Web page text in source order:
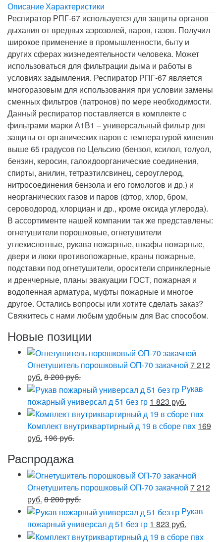
ОписаниеХарактеристики
Респиратор РПГ-67 используется для защиты органов
дыхания от вредных аэрозолей, паров, газов. Получил
широкое применение в промышленности, быту и
других сферах жизнедеятельности человека. Может
использоваться для фильтрации дыма и работы в
условиях задымления. Респиратор РПГ-67 является
многоразовым для использования при условии замены
сменных фильтров (патронов) по мере необходимости.
Данный респиратор поставляется в комплекте с
фильтрами марки А1В1 – универсальный фильтр для
защиты от органических паров с температурой кипения
выше 65 градусов по Цельсию (бензол, ксилол, толуол,
бензин, керосин, галоидоорганические соединения,
спирты, анилин, тетраэтилсвинец, сероуглерод,
нитросоединения бензола и его гомологов и др.) и
неорганических газов и паров (фтор, хлор, бром,
сероводород, хлорциан и др., кроме оксида углерода).
В ассортименте нашей компании так же представлены:
огнетушители порошковые, огнетушители
углекислотные, рукава пожарные, шкафы пожарные,
двери и люки противопожарные, краны пожарные,
подставки под огнетушители, оросители спринклерные
и дренчерные, планы эвакуации ГОСТ, пожарная и
водопенная арматура, муфты пожарные и многое
другое. Остались вопросы или хотите сделать заказ?
Свяжитесь с нами любым удобным для Вас способом.
Новые позиции
Огнетушитель порошковый ОП-70 закачной 7 212
руб. 8 200 руб.
Рукав
пожарный универсал д 51 без гр 1 823 руб.
Комплект внутриквартирный д 19 в сборе пвх 169
руб. 196 руб.
Распродажа
Огнетушитель порошковый ОП-70 закачной 7 212
руб. 8 200 руб.
Рукав
пожарный универсал д 51 без гр 1 823 руб.